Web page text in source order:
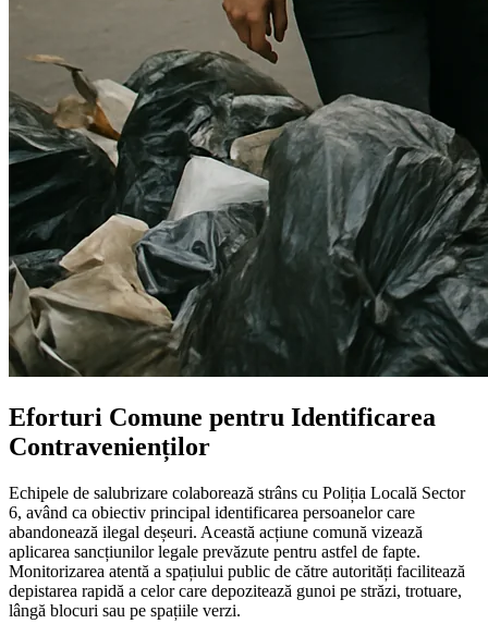
Eforturi Comune pentru Identificarea
Contravenienților
Echipele de salubrizare colaborează strâns cu Poliția Locală Sector
6, având ca obiectiv principal identificarea persoanelor care
abandonează ilegal deșeuri. Această acțiune comună vizează
aplicarea sancțiunilor legale prevăzute pentru astfel de fapte.
Monitorizarea atentă a spațiului public de către autorități facilitează
depistarea rapidă a celor care depozitează gunoi pe străzi, trotuare,
lângă blocuri sau pe spațiile verzi.